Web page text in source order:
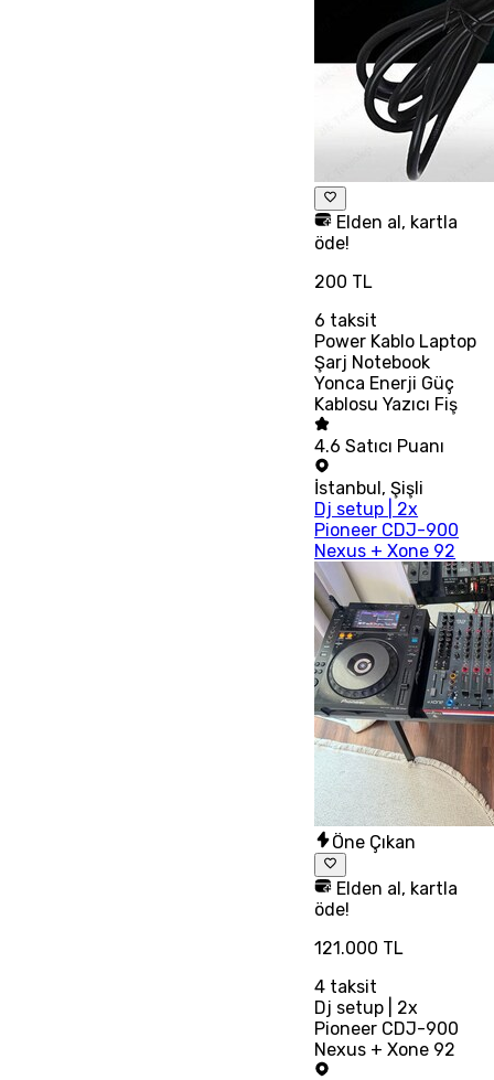
Elden al, kartla
öde!
200 TL
6 taksit
Power Kablo Laptop
Şarj Notebook
Yonca Enerji Güç
Kablosu Yazıcı Fiş
4.6 Satıcı Puanı
İstanbul,Şişli
Dj setup | 2x
Pioneer CDJ-900
Nexus + Xone 92
Öne Çıkan
Elden al, kartla
öde!
121.000 TL
4 taksit
Dj setup | 2x
Pioneer CDJ-900
Nexus + Xone 92